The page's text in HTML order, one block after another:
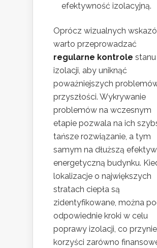
efektywność izolacyjną.
Oprócz wizualnych
warto przeprowadzać
regularne kontrole stanu
izolacji, aby uniknąć
poważniejszych
przyszłości. Wykrywanie
problemów na wczesnym
etapie pozwala na ich
tańsze rozwiązanie, a tym
samym na dłuższą
energetyczną budynku.
lokalizacje o największych
stratach ciepła są
zidentyfikowane, można
odpowiednie kroki w celu
poprawy izolacji, co
korzyści zarówno